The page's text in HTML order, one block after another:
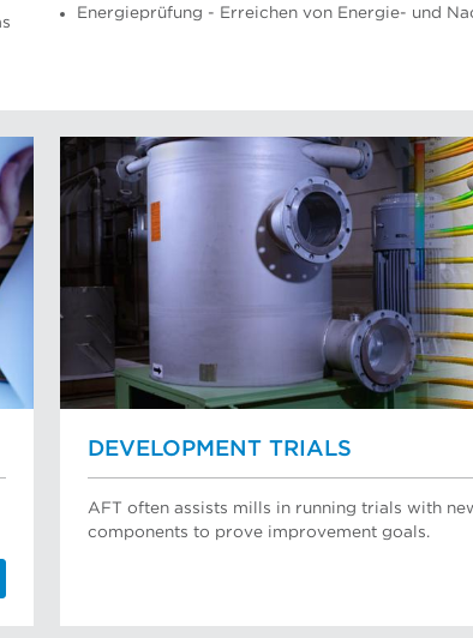
Energieprüfung - Erreichen von Energie- und
DEVELOPMENT TRIALS
AFT often assists mills in running trials with
components to prove improvement goals.